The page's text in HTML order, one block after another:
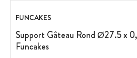
FUNCAKES
Support Gâteau Rond Ø27.5 x
Funcakes